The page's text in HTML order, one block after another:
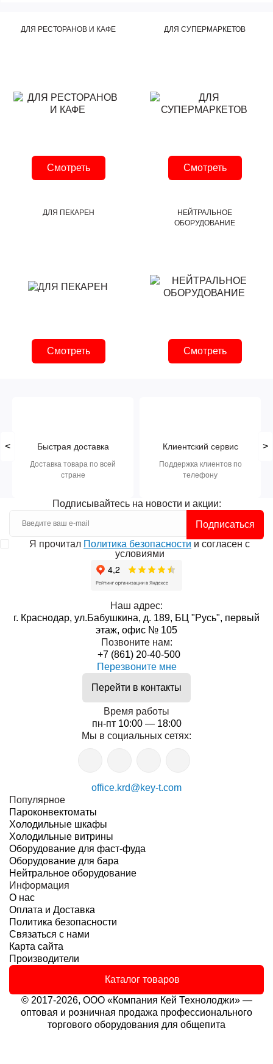
ДЛЯ РЕСТОРАНОВ И КАФЕ
Смотреть
ДЛЯ СУПЕРМАРКЕТОВ
Смотреть
ДЛЯ ПЕКАРЕН
Смотреть
НЕЙТРАЛЬНОЕ
ОБОРУДОВАНИЕ
Смотреть
< Быстрая доставка
Доставка товара по всей
стране
Клиентский сервис
Поддержка клиентов по
телефону
>
Подписывайтесь на новости и акции:
Подписаться
Я прочитал Политика безопасности и согласен с
условиями
Наш адрес:
г. Краснодар, ул.Бабушкина, д. 189, БЦ "Русь", первый
этаж, офис № 105
Позвоните нам:
+7 (861) 20-40-500
Перезвоните мне
Перейти в контакты
Время работы
пн-пт 10:00 — 18:00
Мы в социальных сетях:
office.krd@key-t.com
Популярное
Пароконвектоматы
Холодильные шкафы
Холодильные витрины
Оборудование для фаст-фуда
Оборудование для бара
Нейтральное оборудование
Информация
О нас
Оплата и Доставка
Политика безопасности
Связаться с нами
Карта сайта
Производители
Каталог товаров
© 2017-2026, ООО «Компания Кей Технолоджи» —
оптовая и розничная продажа профессионального
торгового оборудования для общепита